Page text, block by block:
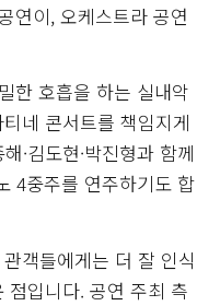
연이, 오케스트라 공연
한 호흡을 하는 실내악
네 콘서트를 책임지게
·김도현·박진형과 함께
4중주를 연주하기도 합
객들에게는 더 잘 인식
입니다. 공연 주최 측